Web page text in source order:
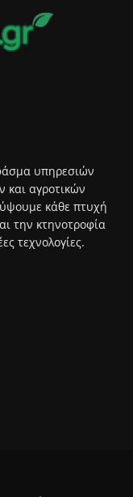
υπηρεσιών
και αγροτικών
κάθε πτυχή
την κτηνοτροφία
τεχνολογίες.